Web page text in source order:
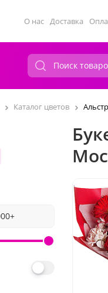
О нас Доставка
Каталог цветов